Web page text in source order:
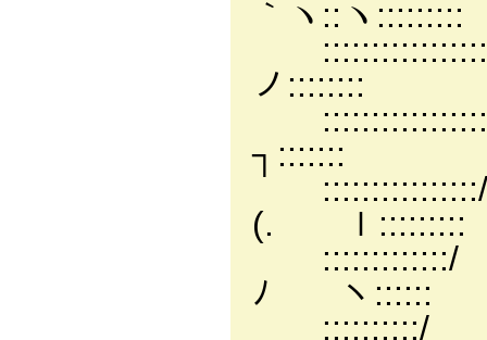
｀ヽ::ヽ:::::::::
ノ::::::::
┐:::::::
(. ｌ:::::::::
ﾉ ヽ::::::